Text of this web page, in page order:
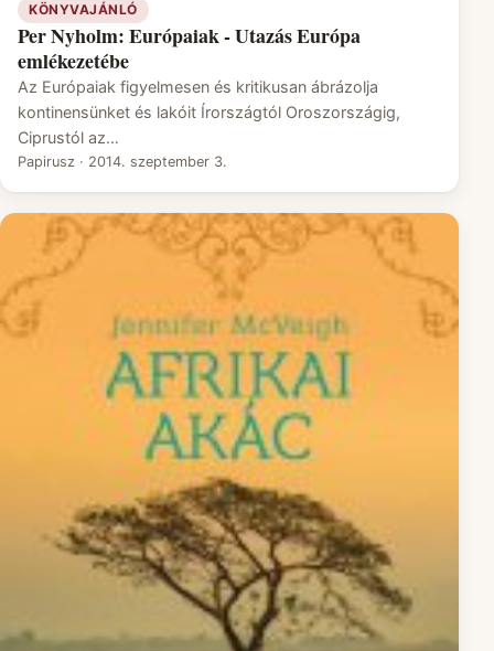
KÖNYVAJÁNLÓ
Per Nyholm: Európaiak - Utazás Európa
emlékezetébe
Az Európaiak figyelmesen és kritikusan ábrázolja
kontinensünket és lakóit Írországtól Oroszországig,
Ciprustól az…
Papirusz · 2014. szeptember 3.